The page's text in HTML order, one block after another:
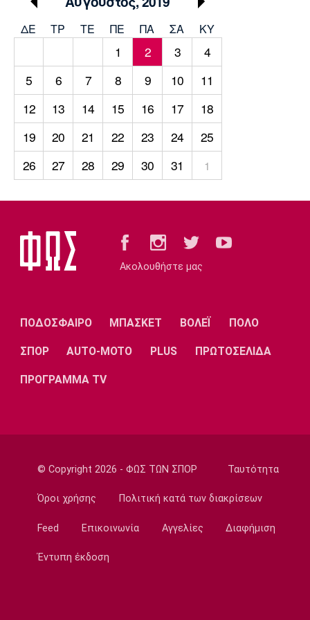
Πολιτισμός
Τραγούδια
Cine Spot
Running
Media
Παρασκήνιο
Πρόγραμμα TV
Κηφισιά Πανσερραϊκός
Μπαρτσελόνα
Ρεάλ
Μαδρίτης
Ατλέτικο
Μαδρίτης
Μάντσεστερ
Γιουνάιτεντ
Τσέλσι Άρσεναλ
Σίτι
Γιουβέντους
Μπορούσια
Μονακό
ΔΕ ΤΡ TΕ ΠΕ ΠΑ ΣΑ ΚΥ
1 2 3
4
5
6 7 8 9 10
11
12
13 14 15 16 17
18
19
20 21 22 23 24
25
26
27 28 29 30 31 1
Ακολουθήστε μας
ΠΟΔΟΣΦΑΙΡΟ ΜΠΑΣΚΕΤ ΒΟΛΕΪ ΠΟΛΟ
ΣΠΟΡ AUTO-MOTO PLUS ΠΡΩΤΟΣΕΛΙΔΑ
ΠΡΟΓΡΑΜΜΑ TV
© Copyright 2026 - ΦΩΣ ΤΩΝ ΣΠΟΡ Ταυτότητα
Όροι χρήσης Πολιτική κατά των διακρίσεων
Feed Επικοινωνία Αγγελίες Διαφήμιση
Έντυπη έκδοση